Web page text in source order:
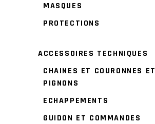
MASQUES
PROTECTIONS
ACCESSOIRES TECHNIQUES
CHAINES ET COURONNES ET
PIGNONS
ECHAPPEMENTS
GUIDON ET COMMANDES